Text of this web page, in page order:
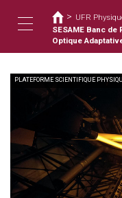
main
Toggle
navigation
You
are
here
> UFR
SESAME Banc
Optique
PLATEFORME SCIENTIFIQUE